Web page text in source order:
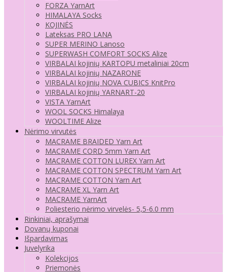
FORZA YarnArt
HIMALAYA Socks
KOJINĖS
Lateksas PRO LANA
SUPER MERINO Lanoso
SUPERWASH COMFORT SOCKS Alize
VIRBALAI kojinių KARTOPU metaliniai 20cm
VIRBALAI kojinių NAZARONE
VIRBALAI kojinių NOVA CUBICS KnitPro
VIRBALAI kojinių YARNART-20
VISTA YarnArt
WOOL SOCKS Himalaya
WOOLTIME Alize
Nėrimo virvutės
MACRAME BRAIDED Yarn Art
MACRAME CORD 5mm Yarn Art
MACRAME COTTON LUREX Yarn Art
MACRAME COTTON SPECTRUM Yarn Art
MACRAME COTTON Yarn Art
MACRAME XL Yarn Art
MACRAME YarnArt
Poliesterio nėrimo virvelės- 5,5-6.0 mm
Rinkiniai, aprašymai
Dovanų kuponai
Išpardavimas
Juvelyrika
Kolekcijos
Priemonės